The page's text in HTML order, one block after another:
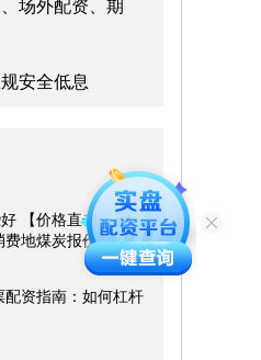
安全低息
【价格直击】2024
地煤炭报价
资指南：如何杠杆